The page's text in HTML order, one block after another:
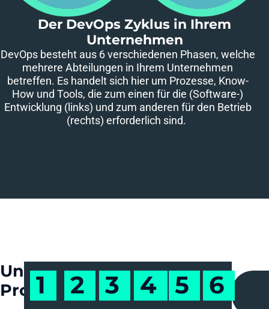
Der DevOps Zyklus in Ihrem
Unternehmen
DevOps besteht aus 6 verschiedenen Phasen, welche
mehrere Abteilungen in Ihrem Unternehmen
betreffen. Es handelt sich hier um Prozesse, Know-
How und Tools, die zum einen für die (Software-)
Entwicklung (links) und zum anderen für den Betrieb
(rechts) erforderlich sind.
Unser
Prozess
1 2 3 4 5 6